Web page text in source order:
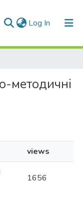
Log In (current)
методичні
views
1656